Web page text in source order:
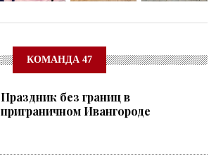
КОМАНДА 47
Праздник без границ в
приграничном Ивангороде